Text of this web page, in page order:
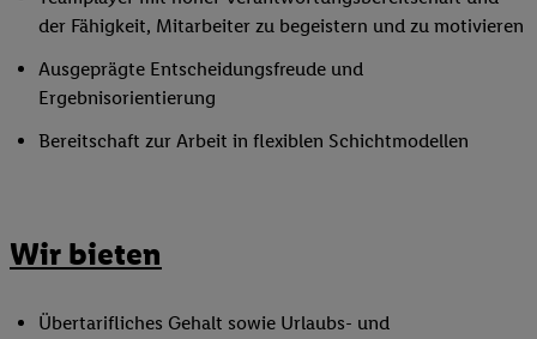
der Fähigkeit, Mitarbeiter zu begeistern und zu motivieren
Ausgeprägte Entscheidungsfreude und
Ergebnisorientierung
Bereitschaft zur Arbeit in flexiblen Schichtmodellen
Wir bieten
Übertarifliches Gehalt sowie Urlaubs- und